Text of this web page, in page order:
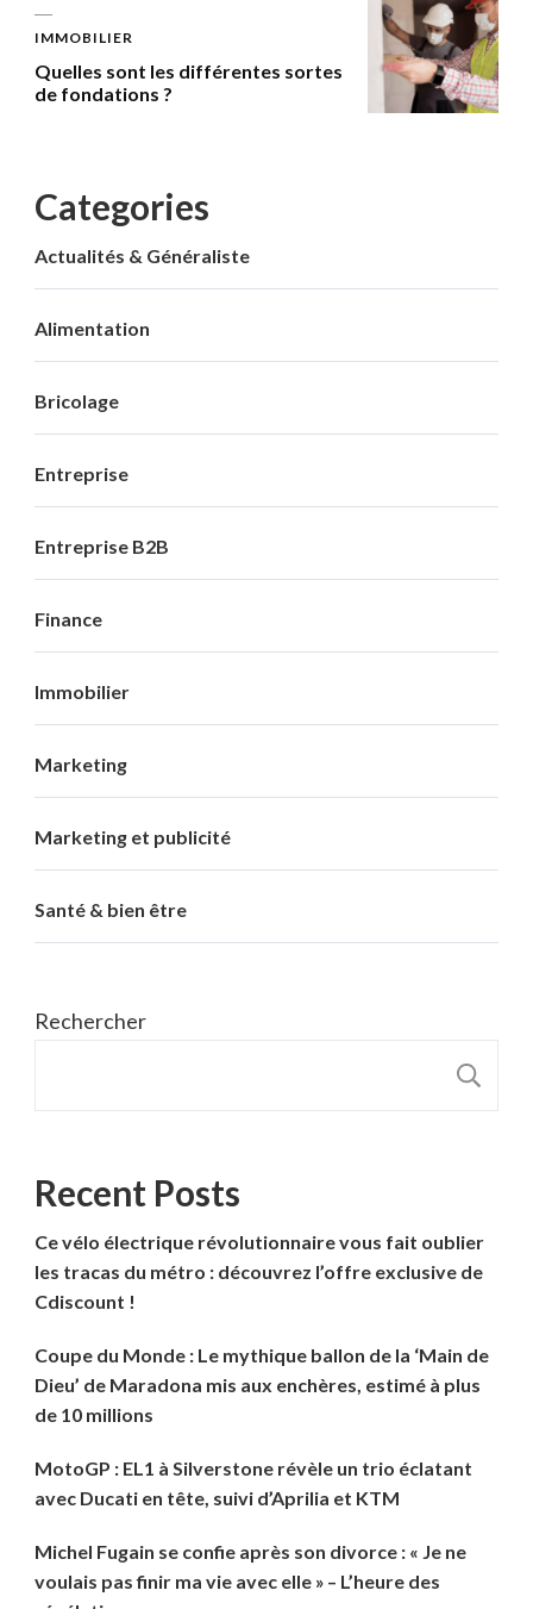
IMMOBILIER
Quelles sont les différentes sortes
de fondations ?
Categories
Actualités & Généraliste
Alimentation
Bricolage
Entreprise
Entreprise B2B
Finance
Immobilier
Marketing
Marketing et publicité
Santé & bien être
Rechercher
Recent Posts
Ce vélo électrique révolutionnaire vous fait oublier
les tracas du métro : découvrez l’offre exclusive de
Cdiscount !
Coupe du Monde : Le mythique ballon de la ‘Main de
Dieu’ de Maradona mis aux enchères, estimé à plus
de 10 millions
MotoGP : EL1 à Silverstone révèle un trio éclatant
avec Ducati en tête, suivi d’Aprilia et KTM
Michel Fugain se confie après son divorce : « Je ne
voulais pas finir ma vie avec elle » – L’heure des